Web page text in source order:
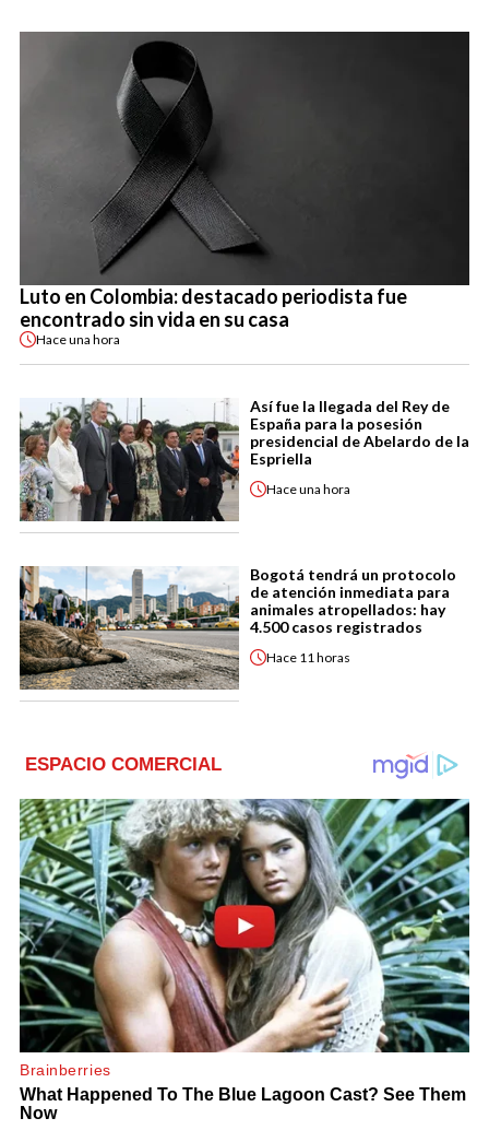
Luto en Colombia: destacado periodista fue
encontrado sin vida en su casa
Haceuna hora
Así fue la llegada del Rey de
España para la posesión
presidencial de Abelardo de la
Espriella
Haceuna hora
Bogotá tendrá un protocolo
de atención inmediata para
animales atropellados: hay
4.500 casos registrados
Hace 11 horas